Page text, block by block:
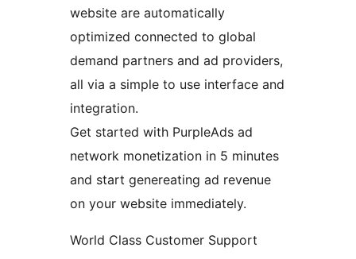
website are automatically
optimized connected to global
demand partners and ad providers,
all via a simple to use interface and
integration.
Get started with PurpleAds ad
network monetization in 5 minutes
and start genereating ad revenue
on your website immediately.
World Class Customer Support